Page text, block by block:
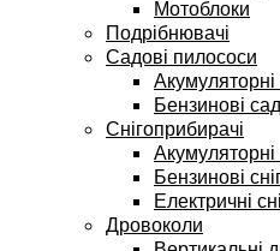
Мотоблоки
Подрібнювачі
Садові пилососи
Бензинові
Снігоприбирачі
Акумуляторні
Бензинові
Електричні
Дровоколи